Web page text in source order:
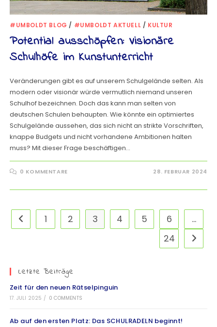
#UMBOLDT BLOG / #UMBOLDT AKTUELL / KULTUR
Potential ausschöpfen: Visionäre
Schulhöfe im Kunstunterricht
Veränderungen gibt es auf unserem Schulgelände selten. Als
modern oder visionär würde vermutlich niemand unseren
Schulhof bezeichnen. Doch das kann man selten von
deutschen Schulen behaupten. Wie könnte ein optimiertes
Schulgelände aussehen, das sich nicht an strikte Vorschriften,
knappe Budgets und nicht vorhandene Ambitionen halten
muss? Mit dieser Frage beschäftigen…
0 KOMMENTARE 28. FEBRUAR 2024
1 2 3 4 5 6
…
24
Letzte Beiträge
Zeit für den neuen Rätselpinguin
17. JULI 2025 / 0 COMMENTS
Ab auf den ersten Platz: Das SCHULRADELN beginnt!